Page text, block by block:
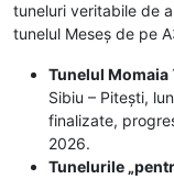
tuneluri veritabile de
tunelul Meseș de pe
Tunelul Momaia
Sibiu – Pitești,
finalizate,
2026.
Tunelurile